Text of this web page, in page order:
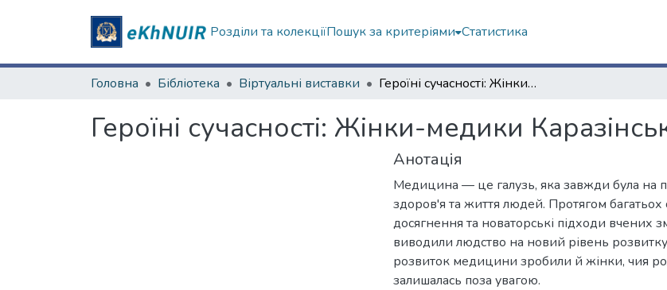
Розділи та колекціїПошук за критеріями Статистика
Головна Бібліотека Віртуальні виставки Героїні сучасності: Жінки-медики Каразінського університету
Героїні сучасності: Жінки-медики
Анотація
Медицина — це галузь, яка завжди була на
здоров'я та життя людей. Протягом багатьох
досягнення та новаторські підходи вчених
виводили людство на новий рівень
розвиток медицини зробили й жінки, чия
залишалась поза увагою.